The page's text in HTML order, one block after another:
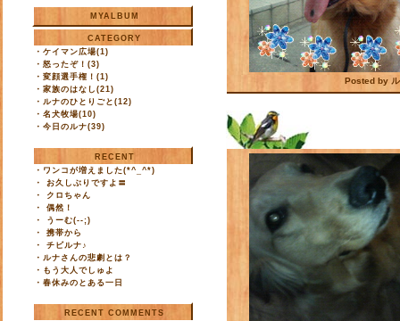
MYALBUM
CATEGORY
・ ケイマン広場(1)
・ 怒ったぞ！(3)
・ 変顔選手権！(1)
・ 家族のはなし(21)
・ ルナのひとりごと(12)
・ 名犬牧場(10)
・ 今日のルナ(39)
RECENT
・ ワンコが増えました(*^_^*)
・
お久しぶりですよ〓
・
クロちゃん
・
偶然！
・
うーむ(--;)
・
携帯から
・
チビルナ♪
・ ルナさんの悲劇とは？
・ もう大人でしゅよ
・ 春休みのとある一日
RECENT COMMENTS
Posted by